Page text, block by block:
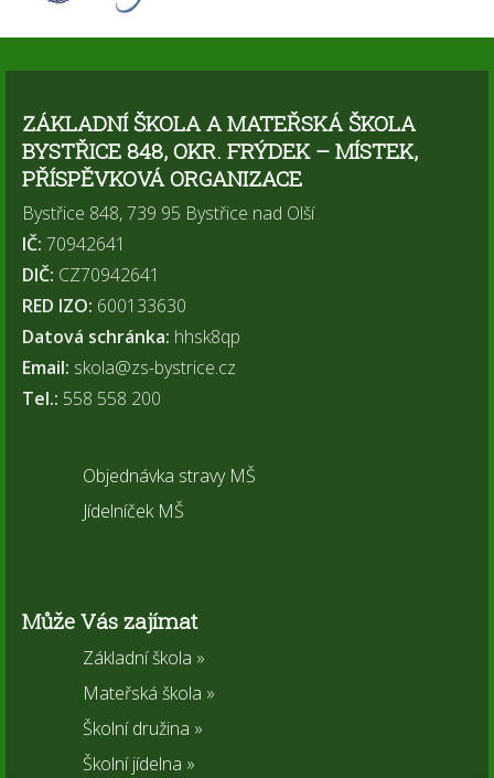
ZÁKLADNÍ ŠKOLA A MATEŘSKÁ ŠKOLA
BYSTŘICE 848, OKR. FRÝDEK – MÍSTEK,
PŘÍSPĚVKOVÁ ORGANIZACE
Bystřice 848, 739 95 Bystřice nad Olší
IČ: 70942641
DIČ: CZ70942641
RED IZO: 600133630
Datová schránka: hhsk8qp
Email: skola@zs-bystrice.cz
Tel.: 558 558 200
Objednávka stravy MŠ
Jídelníček MŠ
Může Vás zajímat
Základní škola »
Mateřská škola »
Školní družina »
Školní jídelna »